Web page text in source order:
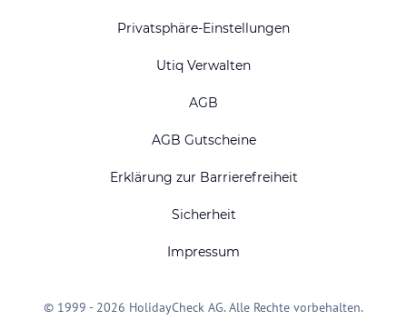
Privatsphäre-Einstellungen
Utiq Verwalten
AGB
AGB Gutscheine
Erklärung zur Barrierefreiheit
Sicherheit
Impressum
© 1999 - 2026 HolidayCheck AG. Alle Rechte vorbehalten.